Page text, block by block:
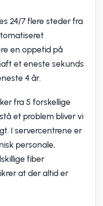
24/7 flere steder fra
en oppetid på
et eneste sekunds
4 år.
fra 5 forskellige
et problem bliver vi
I servercentrene er
personale,
fiber
at der altid er